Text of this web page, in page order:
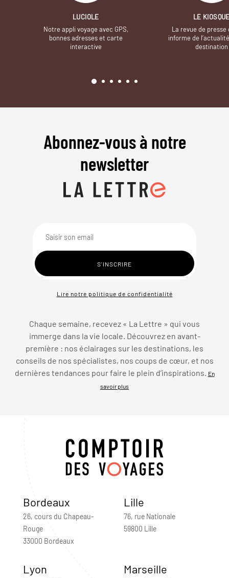
LUCIOLE
Notre appli voyage avec GPS,
bonnes adresses et carte
interactive
LE
La revue de presse
informe de
destination
Abonnez-vous à notre
newsletter
Lire notre politique de confidentialité
Chaque semaine, recevez « La Lettre » qui vous
immerge dans la vie locale. Découvrez en avant-
première : nos éclairages sur les destinations, les
conseils de nos spécialistes, nos coups de cœur, et nos
dernières tendances pour faire le plein d’inspirations.
En
savoir plus
Bordeaux
26, cours du Chapeau-
Rouge
33000 Bordeaux
Lille
76, rue Nationale
59800 Lille
Lyon Marseille